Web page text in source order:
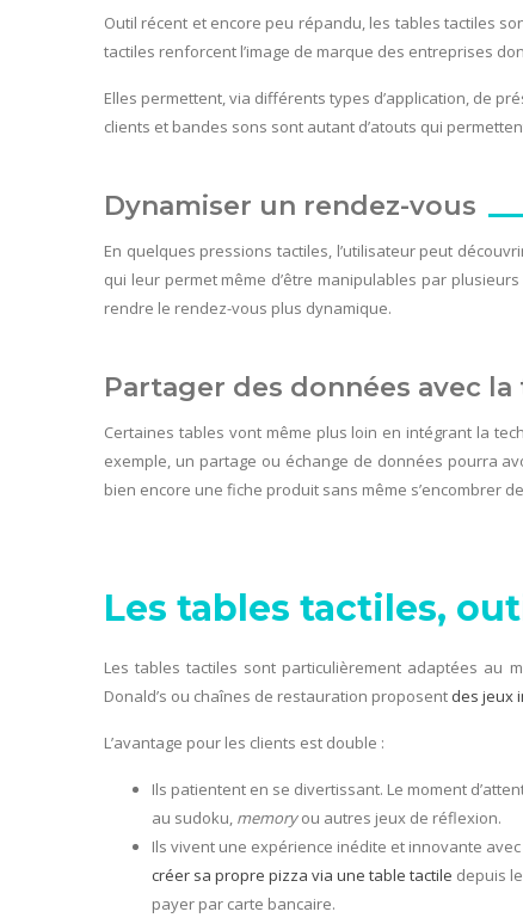
Outil récent et encore peu répandu, les tables tactiles
tactiles renforcent l’image de marque des entreprises
Elles permettent, via différents types d’application, de
clients et bandes sons sont autant d’atouts qui
Dynamiser un rendez-vous
En quelques pressions tactiles, l’utilisateur peut
qui leur permet même d’être manipulables par
rendre le rendez-vous plus dynamique.
Partager des données avec
Certaines tables vont même plus loin en intégrant la
exemple, un partage ou échange de données pourra
bien encore une fiche produit sans même s’encombrer
Les tables tactiles,
Les tables tactiles sont particulièrement adaptées au
Donald’s ou chaînes de restauration proposent des jeux
L’avantage pour les clients est double :
Ils patientent en se divertissant. Le moment
au sudoku, memoryou autres jeux de réflexion.
Ils vivent une expérience inédite et innovante
créer sa propre pizza via une table tactile depuis
payer par carte bancaire.